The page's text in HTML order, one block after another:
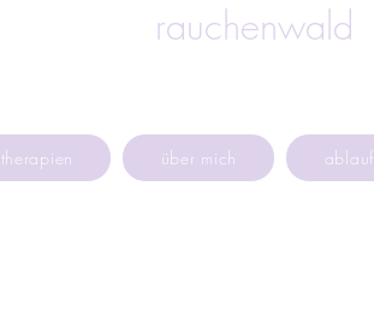
rauchenwald
therapien über mich ablauf